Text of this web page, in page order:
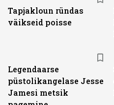
Tapjakloun ründas
väikseid poisse
Legendaarse
püstolikangelase Jesse
Jamesi metsik